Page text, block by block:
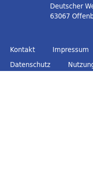
Deutscher
63067
Kontakt Impressum
Datenschutz